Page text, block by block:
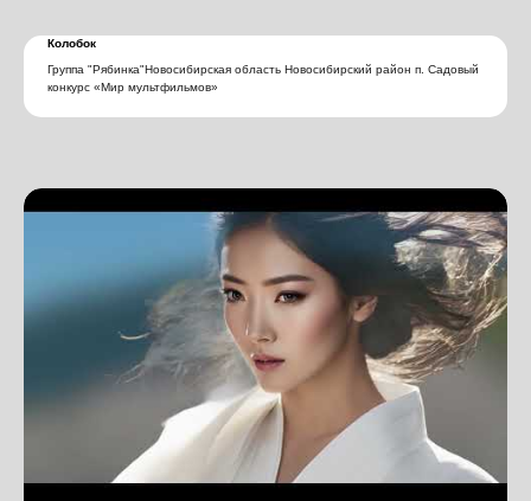
Колобок
Группа "Рябинка"Новосибирская область Новосибирский район п. Садовый
конкурс «Мир мультфильмов»